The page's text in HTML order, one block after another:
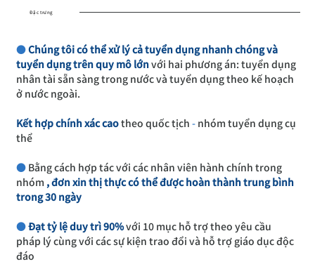
Đặc trưng
●Chúng tôi có thể xử lý cả tuyển dụng nhanh chóng và
tuyển dụng trên quy mô lớn với hai phương án: tuyển dụng
nhân tài sẵn sàng trong nước và tuyển dụng theo kế hoạch
ở nước ngoài.
Kết hợp chính xác cao theo quốc tịch - nhóm tuyển dụng cụ
thể
● Bằng cách hợp tác với các nhân viên hành chính trong
nhóm , đơn xin thị thực có thể được hoàn thành trung bình
trong 30 ngày
●Đạt tỷ lệ duy trì 90% với 10 mục hỗ trợ theo yêu cầu
pháp lý cùng với các sự kiện trao đổi và hỗ trợ giáo dục độc
đáo